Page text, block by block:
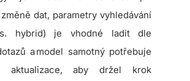
dat, parametry vyhledávání
hybrid) je vhodné ladit dle
a model samotný potřebuje
aktualizace, aby držel krok